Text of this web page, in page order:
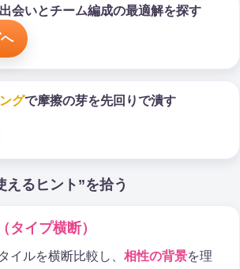
会いとチーム編成の最適解を探す
グで摩擦の芽を先回りで潰す
えるヒント”を拾う
タイプ横断）
イルを横断比較し、 相性の背景を理